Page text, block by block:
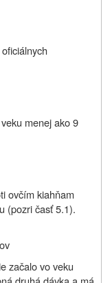
menej ako 9
ovčím kiahňam
(pozri časť 5.1).
začalo vo veku